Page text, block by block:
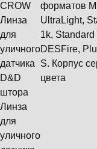
CROW
Линза
для
уличного
датчика
D&D
штора
Линза
для
уличного
форматов
UltraLight,
1k, Standard
DESFire,
S. Корпус
цвета